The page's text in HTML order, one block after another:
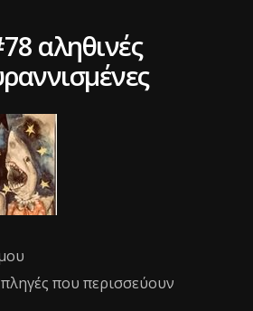
αληθινές
πληγές που περισσεύουν